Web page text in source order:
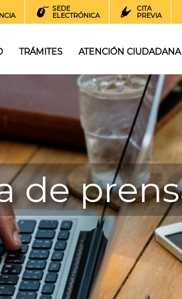
SEDE
ELECTRÓNICA
CITA
PREVIA
TRÁMITES ATENCIÓN CIUDADANA
de